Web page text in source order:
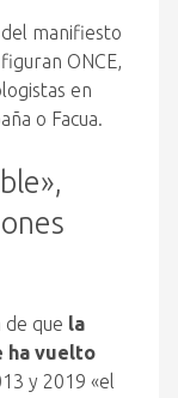
del manifiesto
ONCE,
en
o Facua.
de que la
ha vuelto
y 2019 «el